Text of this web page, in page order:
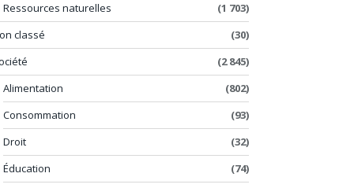
Ressources naturelles
(1 703)
classé
(30)
(2 845)
Alimentation
(802)
Consommation
(93)
Droit
(32)
Éducation
(74)